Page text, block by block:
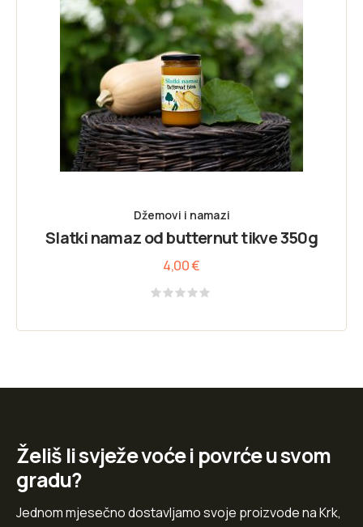
Džemovi i namazi
Slatki namaz od butternut tikve 350g
4,00€
out
Želiš li svježe voće i povrće u svom
gradu?
Jednom mjesečno dostavljamo svoje proizvode na Krk,